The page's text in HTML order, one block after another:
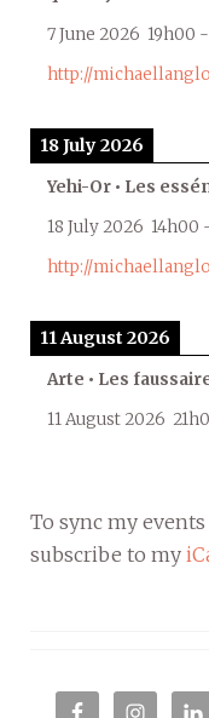
7 June 2026 19h00 -
http://
18 July 2026
Yehi-Or • Les
18 July 2026 14h00
http://
11 August 2026
Arte • Les
11 August 2026
To sync my
subscribe to my